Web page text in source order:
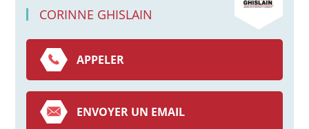
CORINNE GHISLAIN
APPELER
ENVOYER UN EMAIL